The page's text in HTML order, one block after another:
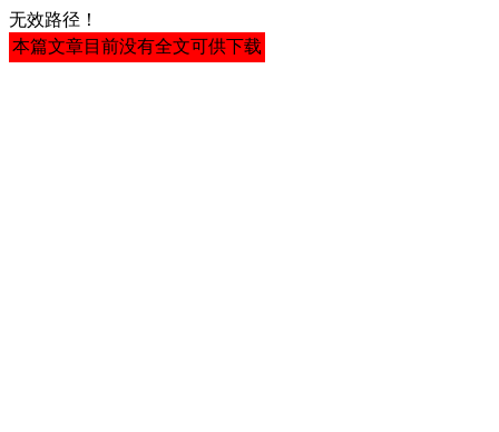
无效路径！
本篇文章目前没有全文可供下载